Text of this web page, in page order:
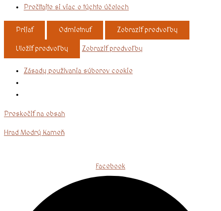
Prečítajte si viac o týchto účeloch
Prijať Odmietnuť Zobraziť predvoľby
Uložiť predvoľby Zobraziť predvoľby
Zásady používania súborov cookie
Preskočiť na obsah
Hrad Modrý Kameň
Facebook